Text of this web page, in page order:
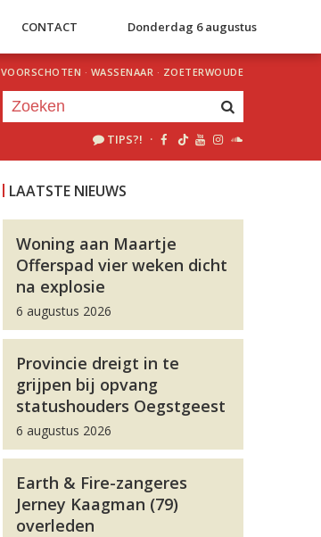
CONTACT Donderdag 6 augustus
VOORSCHOTEN · WASSENAAR · ZOETERWOUDE
TIPS?! ·
LAATSTE NIEUWS
Woning aan Maartje
Offerspad vier weken dicht
na explosie
6 augustus 2026
Provincie dreigt in te
grijpen bij opvang
statushouders Oegstgeest
6 augustus 2026
Earth & Fire-zangeres
Jerney Kaagman (79)
overleden